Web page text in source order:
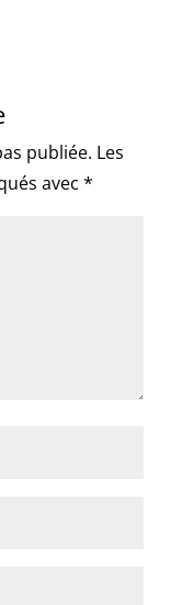
publiée. Les
avec *